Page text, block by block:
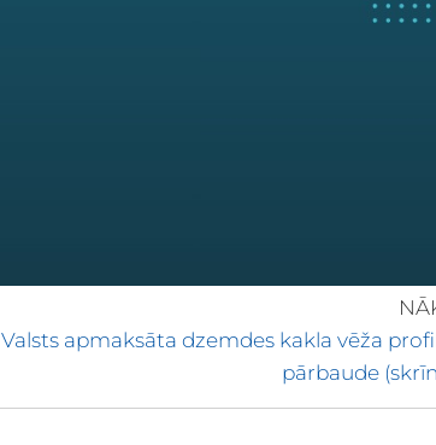
Valsts apmaksāta dzemdes kakla vēža
pārbaude